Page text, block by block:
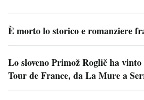
È morto lo storico e romanziere
Lo sloveno Primož Roglič ha vinto
Tour de France, da La Mure a